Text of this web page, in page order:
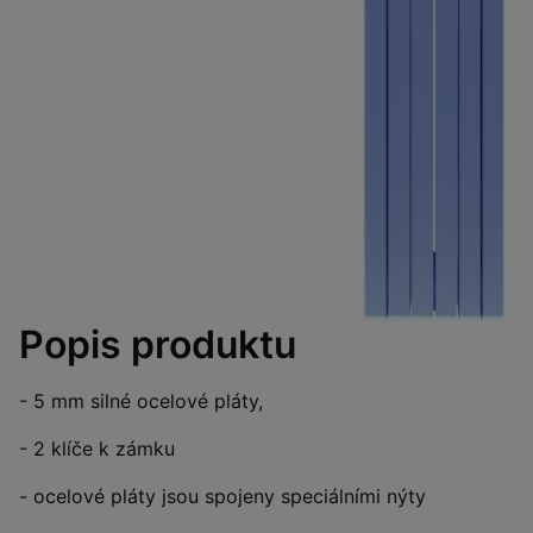
Popis produktu
- 5 mm silné ocelové pláty,
- 2 klíče k zámku
- ocelové pláty jsou spojeny speciálními nýty